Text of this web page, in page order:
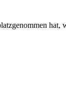
hat,